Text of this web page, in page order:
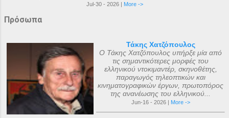
Jul-30 - 2026 | More ->
Πρόσωπα
Τάκης Χατζόπουλος
Ο Τάκης Χατζόπουλος υπήρξε μία από
τις σημαντικότερες μορφές του
ελληνικού ντοκιμαντέρ, σκηνοθέτης,
παραγωγός τηλεοπτικών και
κινηματογραφικών έργων, πρωτοπόρος
της ανανέωσης του ελληνικού...
Jun-16 - 2026 | More ->